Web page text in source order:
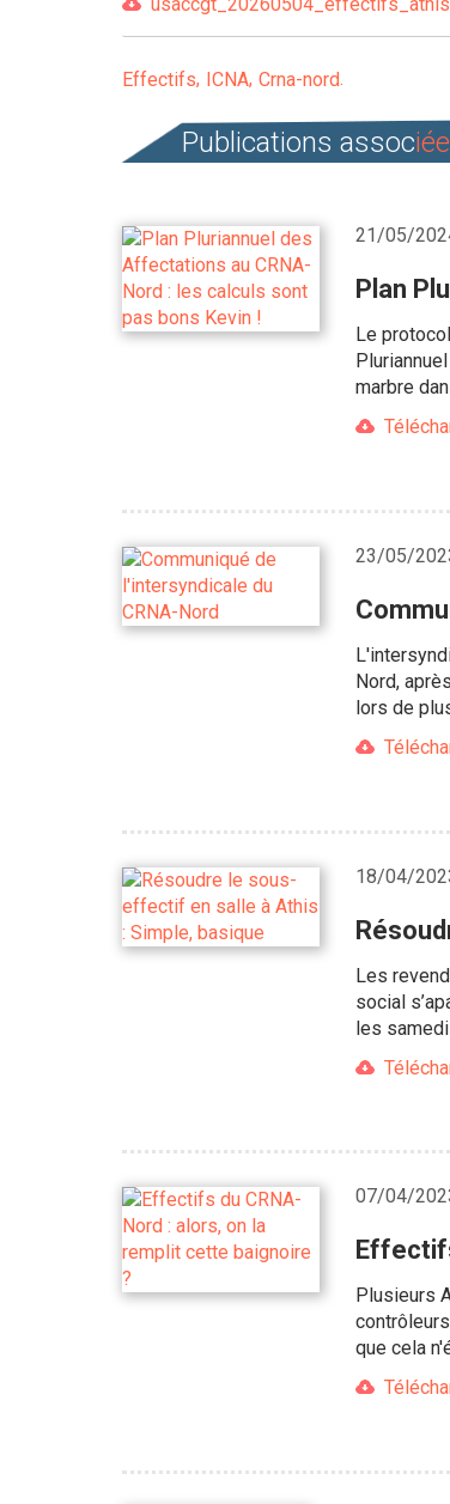
Effectifs ICNA Crna-nord
Publications assoc
21/05/
Plan
Le
marbre
23/05/
Nord,
lors de
18/04/
Les
social
les
07/04/
Plusieurs
que cela